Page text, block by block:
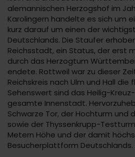
alemannischen Herzogshof im
Karolingern handelte es sich um
kurz darauf um einen der
Deutschlands. Die Staufer
Reichsstadt, ein Status, der erst
durch das Herzogtum
endete. Rottweil war zu dieser
Reichskreis nach Ulm und Hall
Sehenswert sind das Heilig-
gesamte Innenstadt.
Schwarze Tor, der Hochturm und
sowie der Thyssenkrupp-
Metern Höhe und der damit
Besucherplattform Deutschlands.